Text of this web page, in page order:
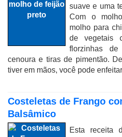
suave e uma
Com o
molho para
de vegetais
florzinhas
cenoura e tiras de pimentão.
tiver em mãos, você pode
Costeletas de Frango
Balsâmico
Esta receita